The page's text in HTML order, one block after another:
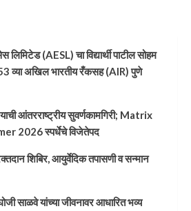
(AESL) चा विद्यार्थी पाटील सोहम
व्या अखिल भारतीय रँकसह (AIR) पुणे
आंतरराष्ट्रीय सुवर्णकामगिरी; Matrix
2026 स्पर्धेचे विजेतेपद
शिबिर, आयुर्वेदिक तपासणी व सन्मान
साळवे यांच्या जीवनावर आधारित भव्य